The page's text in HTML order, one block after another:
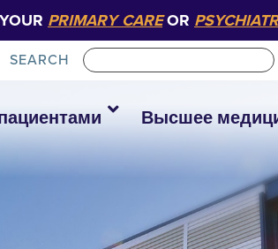
PRIMARY CAREOR
SEARCH
Высшее